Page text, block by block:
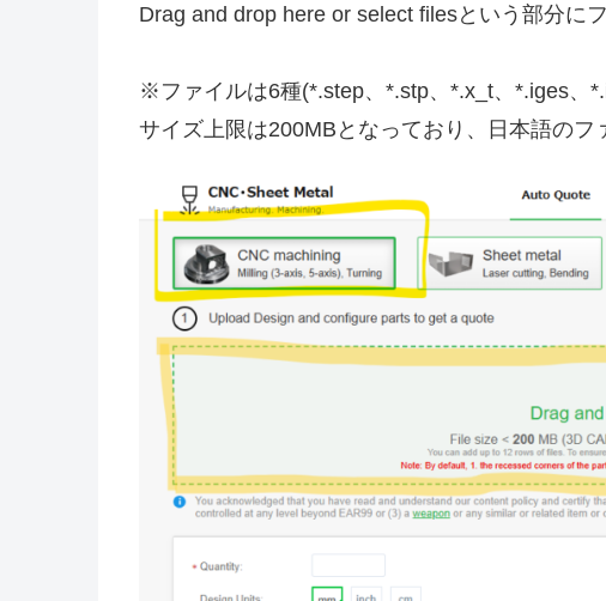
Drag and drop here or select filesという部分に
※ファイルは6種(*.step、*.stp、*.x_t、*.iges、
サイズ上限は200MBとなっており、日本語の